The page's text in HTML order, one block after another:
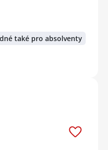
také pro absolventy